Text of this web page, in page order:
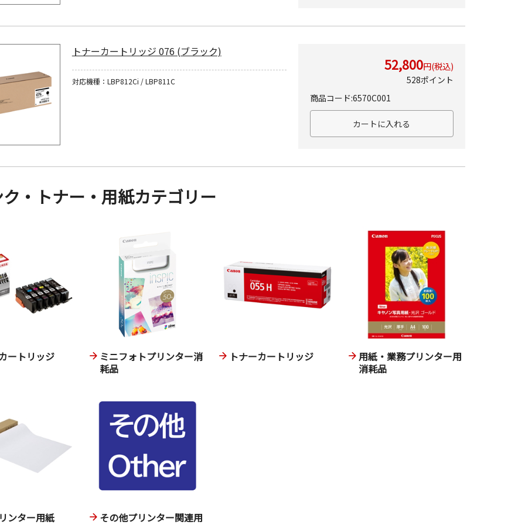
トナーカートリッジ 076 (ブラック)
対応機種：LBP812Ci / LBP811C
52,800円(税込)
528ポイント
商品コード:6570C001
・トナー・用紙カテゴリー
ートリッジ
ミニフォトプリンター消
耗品
トナーカートリッジ
用紙・業務プリンター用
消耗品
ンター用紙
その他プリンター関連用